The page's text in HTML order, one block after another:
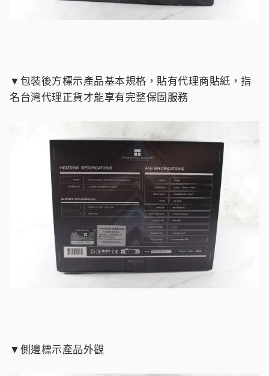
▼包裝後方標示產品基本規格，貼有代理商貼紙，指
名台灣代理正貨才能享有完整保固服務
▼側邊標示產品外觀